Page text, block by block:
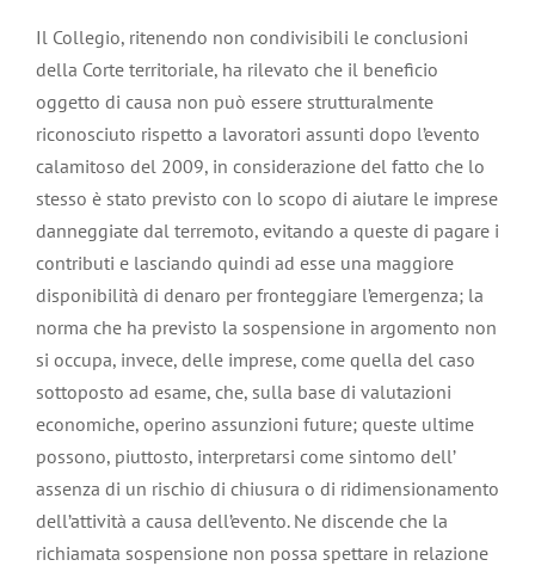
Il Collegio, ritenendo non condivisibili le conclusioni
della Corte territoriale, ha rilevato che il beneficio
oggetto di causa non può essere strutturalmente
riconosciuto rispetto a lavoratori assunti dopo l’evento
calamitoso del 2009, in considerazione del fatto che lo
stesso è stato previsto con lo scopo di aiutare le imprese
danneggiate dal terremoto, evitando a queste di pagare i
contributi e lasciando quindi ad esse una maggiore
disponibilità di denaro per fronteggiare l’emergenza; la
norma che ha previsto la sospensione in argomento non
si occupa, invece, delle imprese, come quella del caso
sottoposto ad esame, che, sulla base di valutazioni
economiche, operino assunzioni future; queste ultime
possono, piuttosto, interpretarsi come sintomo dell’
assenza di un rischio di chiusura o di ridimensionamento
dell’attività a causa dell’evento. Ne discende che la
richiamata sospensione non possa spettare in relazione